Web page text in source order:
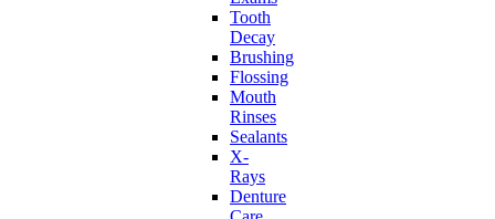
Tooth
Decay
Brushing
Flossing
Mouth
Rinses
Sealants
X-
Rays
Denture